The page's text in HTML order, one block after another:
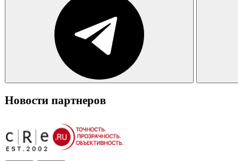
Новости партнеров